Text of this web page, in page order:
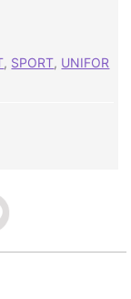
, SPORT, UNIFOR